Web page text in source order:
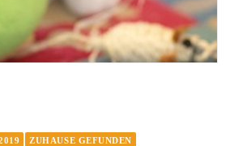
ZUHAUSE GEFUNDEN